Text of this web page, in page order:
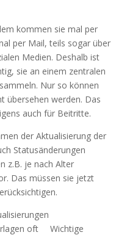
kommen sie mal per
per Mail, teils sogar über
Medien. Deshalb ist
sie an einem zentralen
Nur so können
übersehen werden. Das
auch für Beitritte.
der Aktualisierung der
Statusänderungen
z.B. je nach Alter
Das müssen sie jetzt
Wichtige
oft